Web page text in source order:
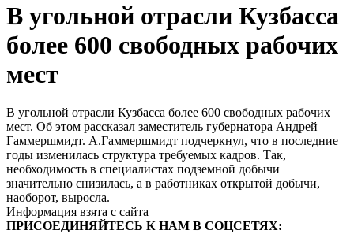
В угольной отрасли Кузбасса
более 600 свободных рабочих
мест
В угольной отрасли Кузбасса более 600 свободных рабочих
мест. Об этом рассказал заместитель губернатора Андрей
Гаммершмидт. А.Гаммершмидт подчеркнул, что в последние
годы изменилась структура требуемых кадров. Так,
необходимость в специалистах подземной добычи
значительно снизилась, а в работниках открытой добычи,
наоборот, выросла.
Информация взята с сайта
ПРИСОЕДИНЯЙТЕСЬ К НАМ В СОЦСЕТЯХ: